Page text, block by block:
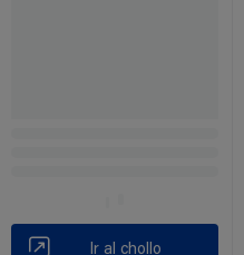
Ir al chollo